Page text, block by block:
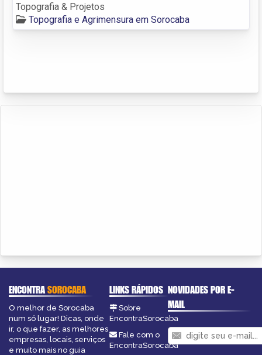
Topografia & Projetos
Topografia e Agrimensura em Sorocaba
ENCONTRASOROCABA
O melhor de Sorocaba
num só lugar! Dicas, onde
ir, o que fazer, as melhores
empresas, locais, serviços
e muito mais no guia
LINKS RÁPIDOS
Sobre
EncontraSorocaba
Fale com o
EncontraSorocaba
NOVIDADES POR E-
MAIL